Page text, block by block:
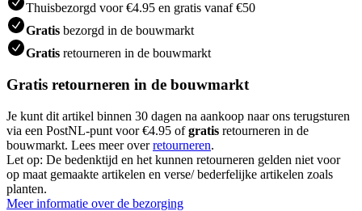
Thuisbezorgd voor €4.95 en gratis vanaf €50
Gratis bezorgd in de bouwmarkt
Gratis retourneren in de bouwmarkt
Gratis retourneren in de bouwmarkt
Je kunt dit artikel binnen 30 dagen na aankoop naar ons terugsturen
via een PostNL-punt voor €4.95 ofgratis retourneren in de
bouwmarkt. Lees meer overretourneren.
Let op: De bedenktijd en het kunnen retourneren gelden niet voor
op maat gemaakte artikelen en verse/ bederfelijke artikelen zoals
planten.
Meer informatie over de bezorging